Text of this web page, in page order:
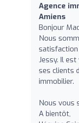
Agence
Amiens
Bonjour
Nous
Jessy. Il
ses clients
immobilier.
Nous vous
A bientôt,